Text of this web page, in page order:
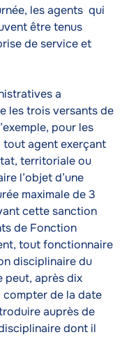
les agents qui
être tenus
de service et
a
les trois versants de
pour les
agent exerçant
territoriale ou
l’objet d’une
maximale de 3
cette sanction
de Fonction
tout fonctionnaire
disciplinaire du
peut, après dix
de la date
auprès de
dont il